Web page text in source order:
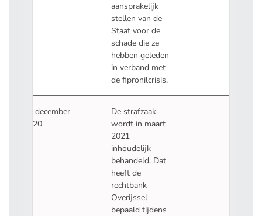
aansprakelijk
stellen van de
Staat voor de
schade die ze
hebben geleden
in verband met
de fipronilcrisis.
21 december
2020
De strafzaak
wordt in maart
2021
inhoudelijk
behandeld. Dat
heeft de
rechtbank
Overijssel
bepaald tijdens